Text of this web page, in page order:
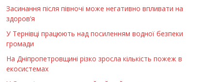
Засинання після півночі може негативно впливати на
здоров’я
У Тернівці працюють над посиленням водної безпеки
громади
На Дніпропетровщині різко зросла кількість пожеж в
екосистемах